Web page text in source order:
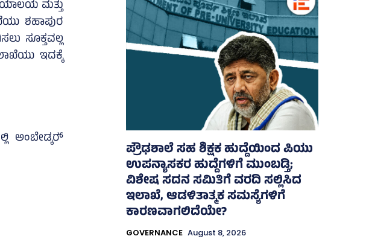
ಮತ್ತು
ಶಹಾಪುರ
ಸೂಕ್ತವಲ್ಲ
ಇದಕ್ಕೆ
ಅಂಬೇಡ್ಕರ್‍‌
ಪ್ರೌಢಶಾಲೆ ಸಹ ಶಿಕ್ಷಕ ಹುದ್ದೆಯಿಂದ ಪಿಯು
ಉಪನ್ಯಾಸಕರ ಹುದ್ದೆಗಳಿಗೆ ಮುಂಬಡ್ತಿ;
ವಿಶೇಷ ಸದನ ಸಮಿತಿಗೆ ವರದಿ ಸಲ್ಲಿಸಿದ
ಇಲಾಖೆ, ಆಡಳಿತಾತ್ಮಕ ಸಮಸ್ಯೆಗಳಿಗೆ
ಕಾರಣವಾಗಲಿದೆಯೇ?
GOVERNANCE August 8, 2026